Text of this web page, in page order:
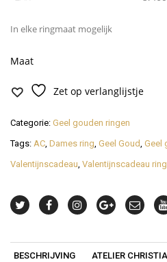
In elke ringmaat mogelijk
Maat
Zet op verlanglijstje
Categorie: Geel gouden ringen
Tags: AC, Dames ring, Geel Goud, Geel
Valentijnscadeau, Valentijnscadeau ring
BESCHRIJVING ATELIER